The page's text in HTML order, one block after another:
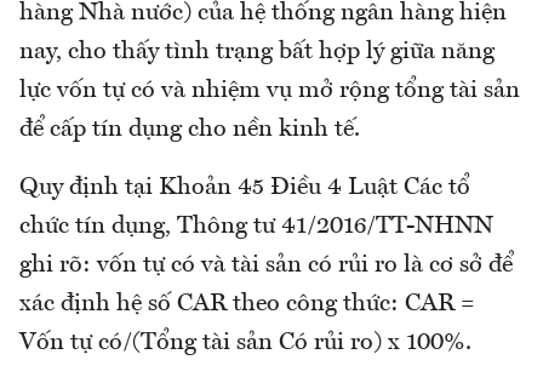
hàng Nhà nước) của hệ thống ngân hàng hiện
nay, cho thấy tình trạng bất hợp lý giữa năng
lực vốn tự có và nhiệm vụ mở rộng tổng tài sản
để cấp tín dụng cho nền kinh tế.
Quy định tại Khoản 45 Điều 4 Luật Các tổ
chức tín dụng, Thông tư 41/2016/TT-NHNN
ghi rõ: vốn tự có và tài sản có rủi ro là cơ sở để
xác định hệ số CAR theo công thức: CAR =
Vốn tự có/(Tổng tài sản Có rủi ro) x 100%.